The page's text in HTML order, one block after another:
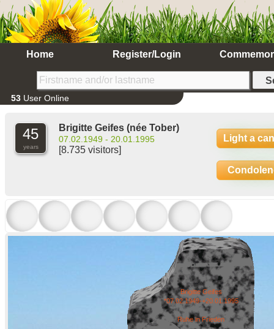
Home Register/Login
53 User Online
45
years
Brigitte Geifes (née Tober)
07.02.1949 - 20.01.1995
[8.735 visitors]
Light a
Brigitte Geifes
*07.02.1949-+20.01.1995
Ruhe in Frieden